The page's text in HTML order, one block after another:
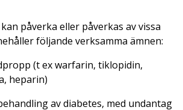
påverka eller påverkas av vissa
följande verksamma ämnen:
(t ex warfarin, tiklopidin,
heparin)
av diabetes, med undantag